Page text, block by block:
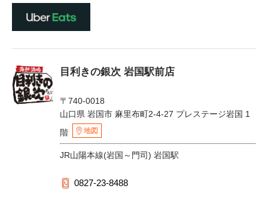
目利きの銀次 岩国駅前店
〒740-0018
山口県 岩国市 麻里布町2-4-27 プレステージ岩国 1
階
地図
JR山陽本線(岩国～門司) 岩国駅
0827-23-8488